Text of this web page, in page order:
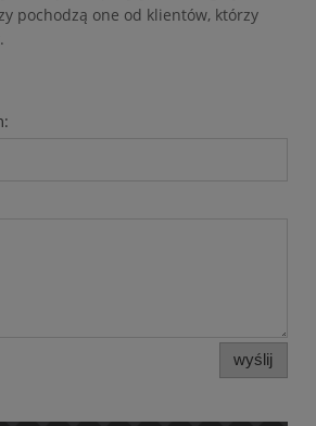
pochodzą one od klientów, którzy
wyślij